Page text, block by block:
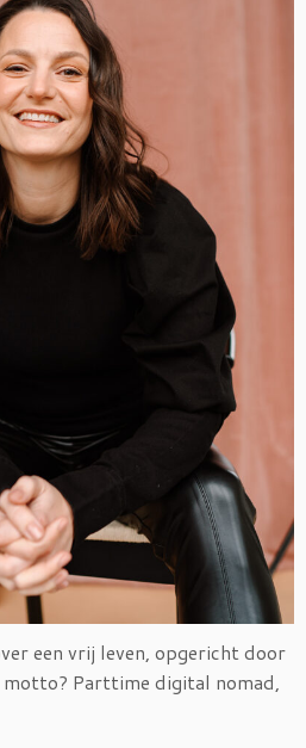
een vrij leven, opgericht door
motto? Parttime digital nomad,